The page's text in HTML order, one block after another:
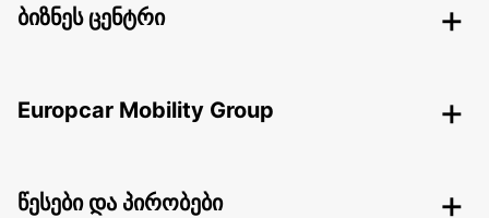
ბიზნეს ცენტრი
Europcar Mobility Group
წესები და პირობები